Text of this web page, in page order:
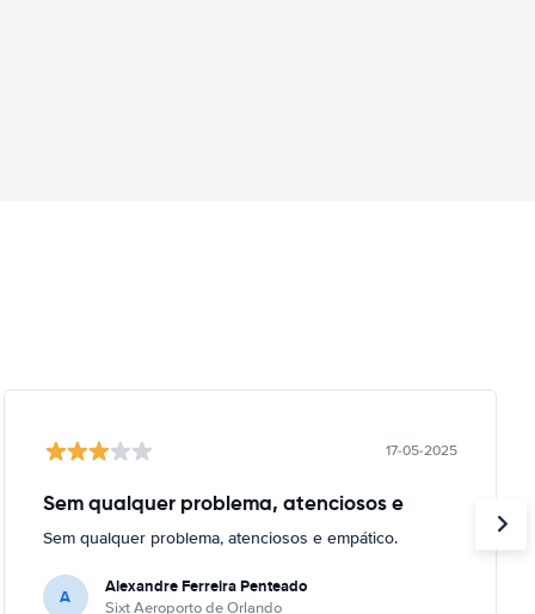
17-05-2025
Sem qualquer problema, atenciosos e
Sem qualquer problema, atenciosos e empático.
A Alexandre Ferreira Penteado
Sixt Aeroporto de Orlando